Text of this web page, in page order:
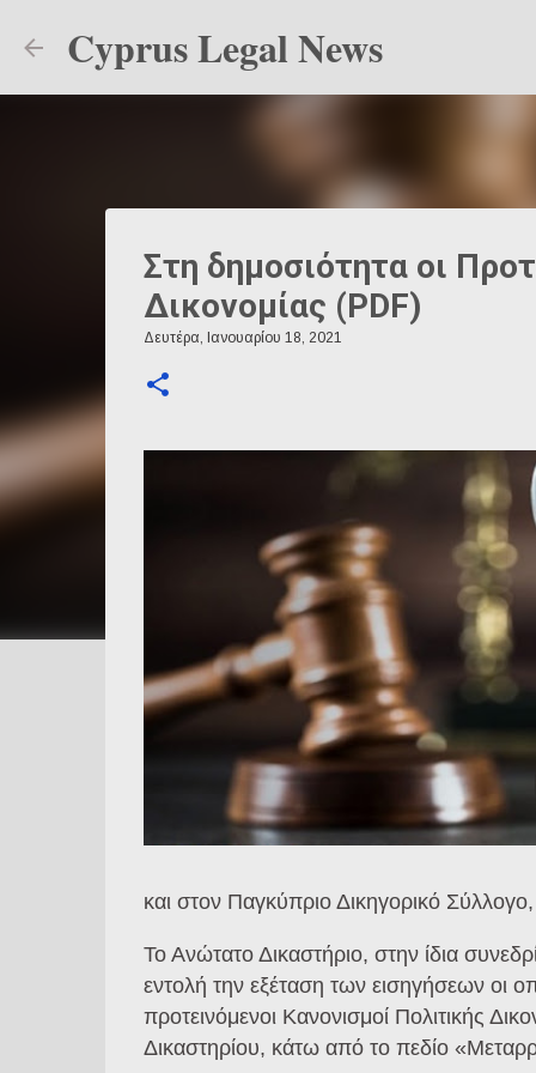
Cyprus Legal News
Στη δημοσιότητα οι
Δικονομίας (PDF)
Δευτέρα, Ιανουαρίου 18, 2021
και στον Παγκύπριο Δικηγορικό
Το Ανώτατο Δικαστήριο, στην ίδια
εντολή την εξέταση των εισηγήσεων οι
προτεινόμενοι Κανονισμοί Πολιτικής
Δικαστηρίου, κάτω από το πεδίο